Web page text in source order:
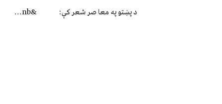
د پښتو په معا صر شعر کې: &nb...